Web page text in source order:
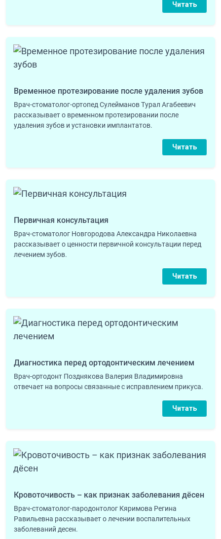
Читать
Временное протезирование после удаления зубов
Врач-стоматолог-ортопед Сулейманов Турал Агабеевич
рассказывает о временном протезировании после
удаления зубов и установки имплантатов.
Читать
Первичная консультация
Врач-стоматолог Новгородова Александра Николаевна
рассказывает о ценности первичной консультации перед
лечением зубов.
Читать
Диагностика перед ортодонтическим лечением
Врач-ортодонт Позднякова Валерия Владимировна
отвечает на вопросы связанные с исправлением прикуса.
Читать
Кровоточивость – как признак заболевания дёсен
Врач-стоматолог-пародонтолог Кяримова Регина
Равильевна рассказывает о лечении воспалительных
заболеваний десен.